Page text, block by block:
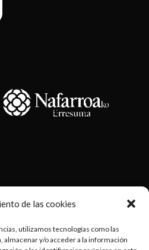
de las cookies
utilizamos tecnologías como las
almacenar y/o acceder a la información
de privacidad
de cookies